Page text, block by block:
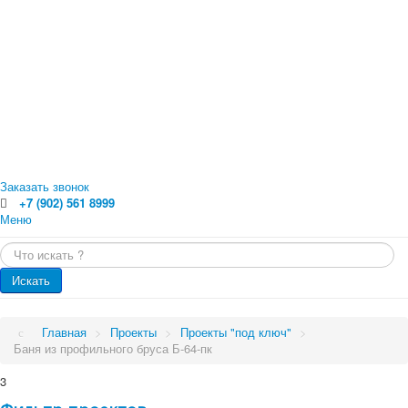
Заказать звонок
+7 (902) 561 8999
Меню
Каталог
Оцилиндрованное бревно
Профилированный брус
Погонажные изделия. Вагонка, планкен, доска пола
Проекты
Бани
Главная
Каталог
Проекты
Искать...
Искать
Главная > Проекты > Проекты "под ключ"
>
Баня из профильного бруса Б-64-пк
3